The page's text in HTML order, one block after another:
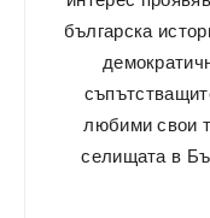
българска
любими свои
селищата в